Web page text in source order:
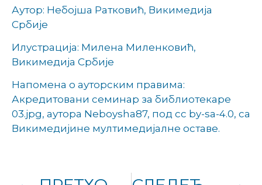
Аутор: Небојша Ратковић, Викимедија
Србије
Илустрација: Милена Миленковић,
Викимедија Србије
Напомена о ауторским правима:
Акредитовани семинар за библиотекаре
03.jpg, аутора Neboysha87, под cc by-sa-4.0, са
Викимедијине мултимедијалне оставе.